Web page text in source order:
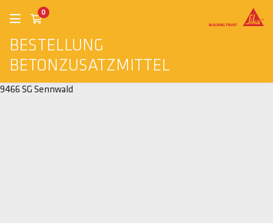
BESTELLUNG
BETONZUSATZMITTEL
0
9466 SG Sennwald